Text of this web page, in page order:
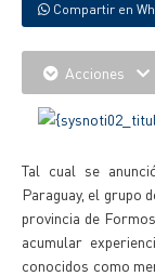
Compartir en
Acciones
Tal cual se
Paraguay, el grupo
provincia de
acumular
conocidos como